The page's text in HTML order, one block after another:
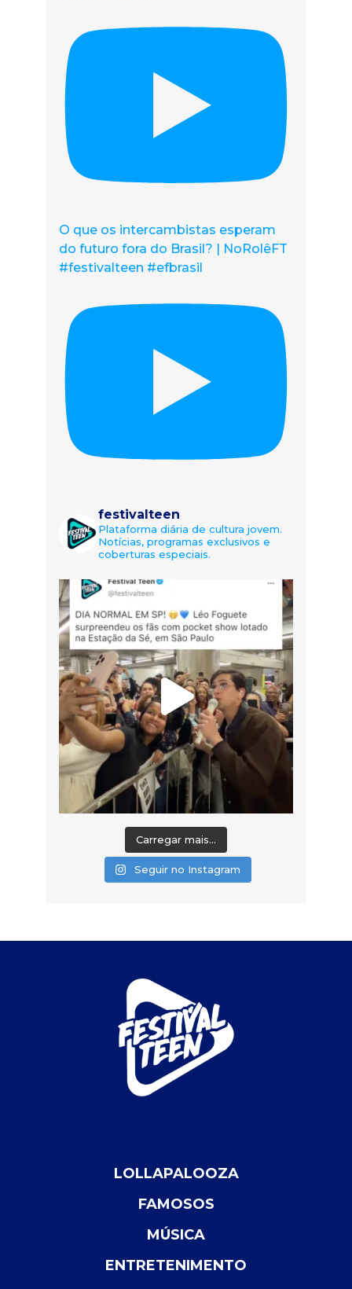
O que os intercambistas esperam
do futuro fora do Brasil? | NoRolêFT
#festivalteen #efbrasil
festivalteen
Plataforma diária de cultura jovem.
Notícias, programas exclusivos e
coberturas especiais.
Carregar mais...
Seguir no Instagram
LOLLAPALOOZA
FAMOSOS
MÚSICA
ENTRETENIMENTO